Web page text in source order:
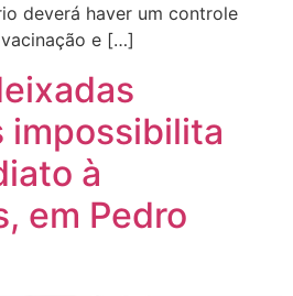
deverá haver um controle
e […]
impossibilita
à
em Pedro